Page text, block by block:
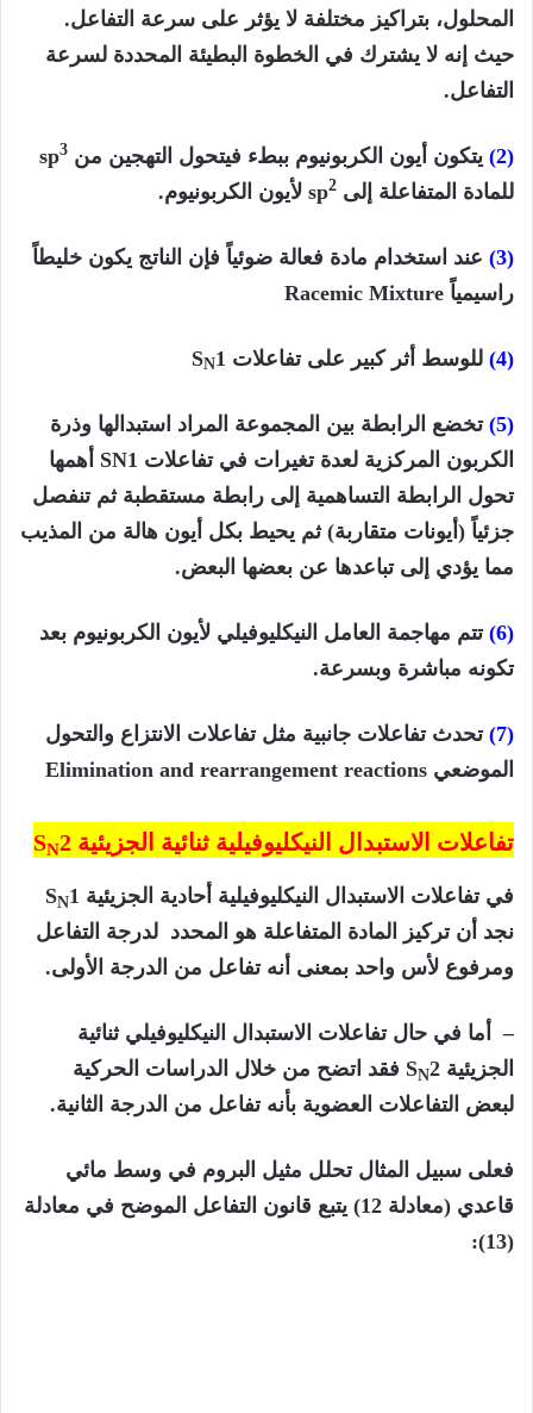
المحلول، بتراكيز مختلفة لا يؤثر على سرعة التفاعل.
حيث إنه لا يشترك في الخطوة البطيئة المحددة لسرعة
التفاعل.
(2) يتكون أيون الكربونيوم ببطء فيتحول التهجين من sp 3
للمادة المتفاعلة إلى sp 2 لأيون الكربونيوم.
(3)
عند استخدام مادة فعالة ضوئياً فإن الناتج يكون خليطاً
راسيمياً Racemic Mixture
(4) للوسط أثر كبير على تفاعلات S N1
(5)
تخضع الرابطة بين المجموعة المراد استبدالها وذرة
الكربون المركزية لعدة تغيرات في تفاعلات SN1 أهمها
تحول الرابطة التساهمية إلى رابطة مستقطبة ثم تنفصل
جزئياً (أيونات متقاربة) ثم يحيط بكل أيون هالة من المذيب
مما يؤدي إلى تباعدها عن بعضها البعض.
(6)
تتم مهاجمة العامل النيكليوفيلي لأيون الكربونيوم بعد
تكونه مباشرة وبسرعة.
(7)
تحدث تفاعلات جانبية مثل تفاعلات الانتزاع والتحول
الموضعي Elimination and rearrangement reactions
تفاعلات الاستبدال النيكليوفيلية ثنائية الجزيئية S N2
في تفاعلات الاستبدال النيكليوفيلية أحادية الجزيئية S N1
نجد أن تركيز المادة المتفاعلة هو المحدد لدرجة التفاعل
ومرفوع لأس واحد بمعنى أنه تفاعل من الدرجة الأولى.
– أما في حال تفاعلات الاستبدال النيكليوفيلي ثنائية
الجزيئية S
N
2 فقد اتضح من خلال الدراسات الحركية
لبعض التفاعلات العضوية بأنه تفاعل من الدرجة الثانية.
فعلى سبيل المثال تحلل مثيل البروم في وسط مائي
قاعدي (معادلة 12) يتبع قانون التفاعل الموضح في معادلة
(13):